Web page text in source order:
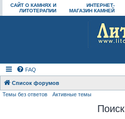
САЙТ О КАМНЯХ И
ЛИТОТЕРАПИИ
ИНТЕРНЕТ-
МАГАЗИН КАМНЕЙ
FAQ
Список форумов
Темы без ответов
Активные темы
Поиск